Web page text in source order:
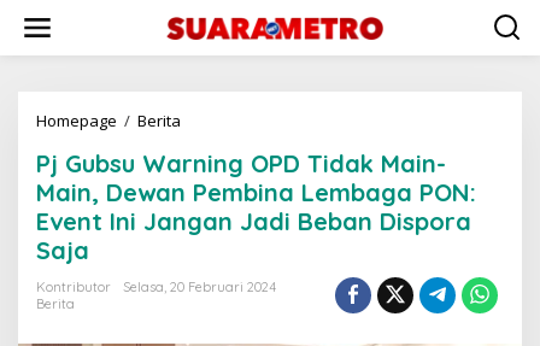
konten
Homepage / Berita
Warning
OPD
Tidak
Main-
Pembina
Pj Gubsu Warning OPD Tidak Main-
Main, Dewan Pembina Lembaga PON:
Event Ini Jangan Jadi Beban Dispora
Saja
Kontributor
Selasa, 20 Februari 2024
Berita